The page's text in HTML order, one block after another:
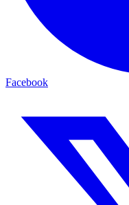
Facebook